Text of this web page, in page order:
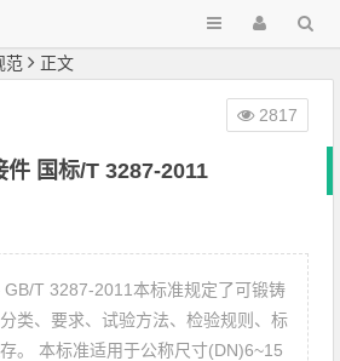
范 正文
件 国标/T 3287-2011
GB/T 3287-2011本标准规定了可锻铸
类、要求、试验方法、检验规则、标
。 本标准适用于公称尺寸(DN)6~15
2817